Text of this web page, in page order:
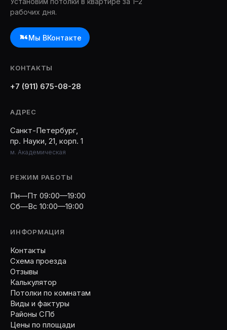
рабочих дня.
Мы ВКонтакте
КОНТАКТЫ
+7 (911) 675-08-28
АДРЕС
Санкт-Петербург,
пр. Науки, 21, корп. 1
м. Академическая
РЕЖИМ РАБОТЫ
Пн—Пт 09:00—19:00
Сб—Вс 10:00—19:00
ИНФОРМАЦИЯ
Контакты
Схема проезда
Отзывы
Калькулятор
Потолки по комнатам
Виды и фактуры
Районы СПб
Цены по площади